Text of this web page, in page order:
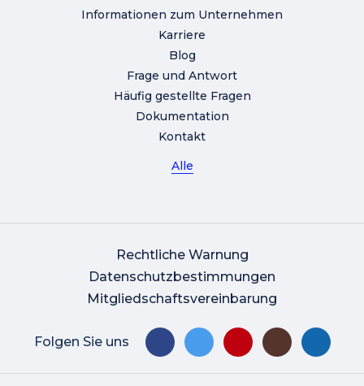
Informationen zum Unternehmen
Karriere
Blog
Frage und Antwort
Häufig gestellte Fragen
Dokumentation
Kontakt
Alle
Rechtliche Warnung
Datenschutzbestimmungen
Mitgliedschaftsvereinbarung
Folgen Sie uns